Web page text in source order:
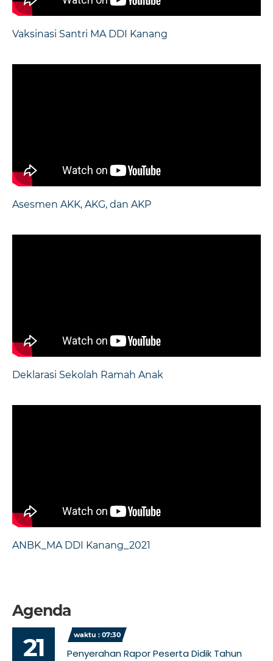
Vaksinasi Santri MA DDI Kanang
Asesmen AKK, AKG, dan AKP
Deklarasi Sekolah Ramah Anak
ANBK_MA DDI Kanang_2021
Agenda
21 waktu : 07:30
Penyerahan Rapor Peserta Didik Tahun